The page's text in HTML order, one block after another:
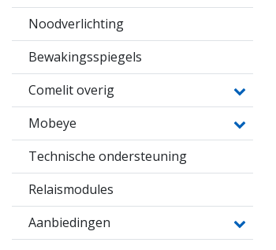
Noodverlichting
Bewakingsspiegels
Comelit overig
Mobeye
Technische ondersteuning
Relaismodules
Aanbiedingen